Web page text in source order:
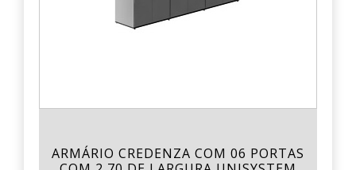
ARMÁRIO CREDENZA COM 06 PORTAS